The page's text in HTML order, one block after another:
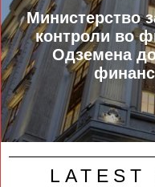
Министерство
контроли во
Одземена
LATEST